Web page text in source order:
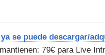
ya se puede descargar/
79€ para Live